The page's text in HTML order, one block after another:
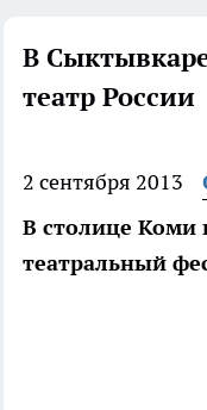
В
театр России
2 сентября 2013
В столице Коми
театральный